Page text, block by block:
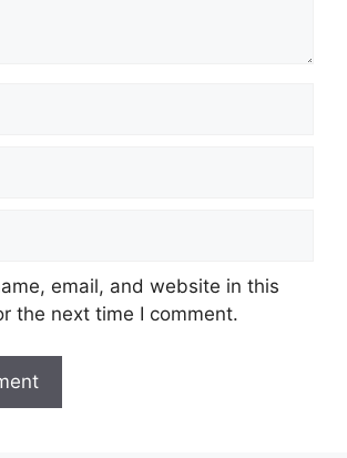
email, and website in this
the next time I comment.